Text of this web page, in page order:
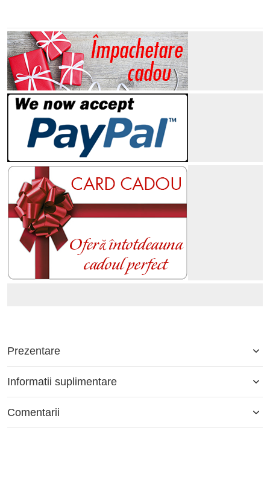
Prezentare
Informatii suplimentare
Comentarii